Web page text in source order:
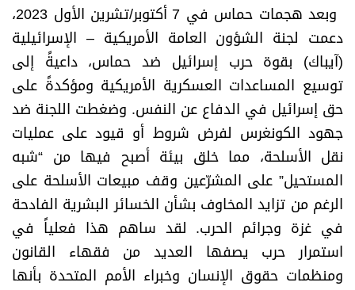
وبعد هجمات حماس في 7 أكتوبر/تشرين الأول 2023،
دعمت لجنة الشؤون العامة الأمريكية – الإسرائيلية
(آيباك) بقوة حرب إسرائيل ضد حماس، داعيةً إلى
توسيع المساعدات العسكرية الأمريكية ومؤكدةً على
حق إسرائيل في الدفاع عن النفس. وضغطت اللجنة ضد
جهود الكونغرس لفرض شروط أو قيود على عمليات
نقل الأسلحة، مما خلق بيئة أصبح فيها من “شبه
المستحيل” على المشرّعين وقف مبيعات الأسلحة على
الرغم من تزايد المخاوف بشأن الخسائر البشرية الفادحة
في غزة وجرائم الحرب. لقد ساهم هذا فعلياً في
استمرار حرب يصفها العديد من فقهاء القانون
ومنظمات حقوق الإنسان وخبراء الأمم المتحدة بأنها